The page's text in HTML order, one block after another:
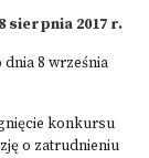
sierpnia 2017 r.
8 września
konkursu
o zatrudnieniu